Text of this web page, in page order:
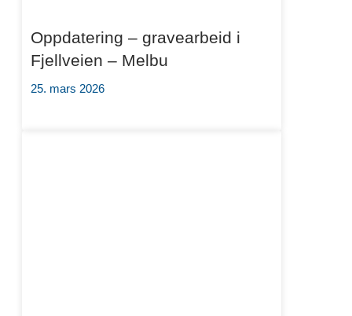
Oppdatering – gravearbeid i
Fjellveien – Melbu
25. mars 2026